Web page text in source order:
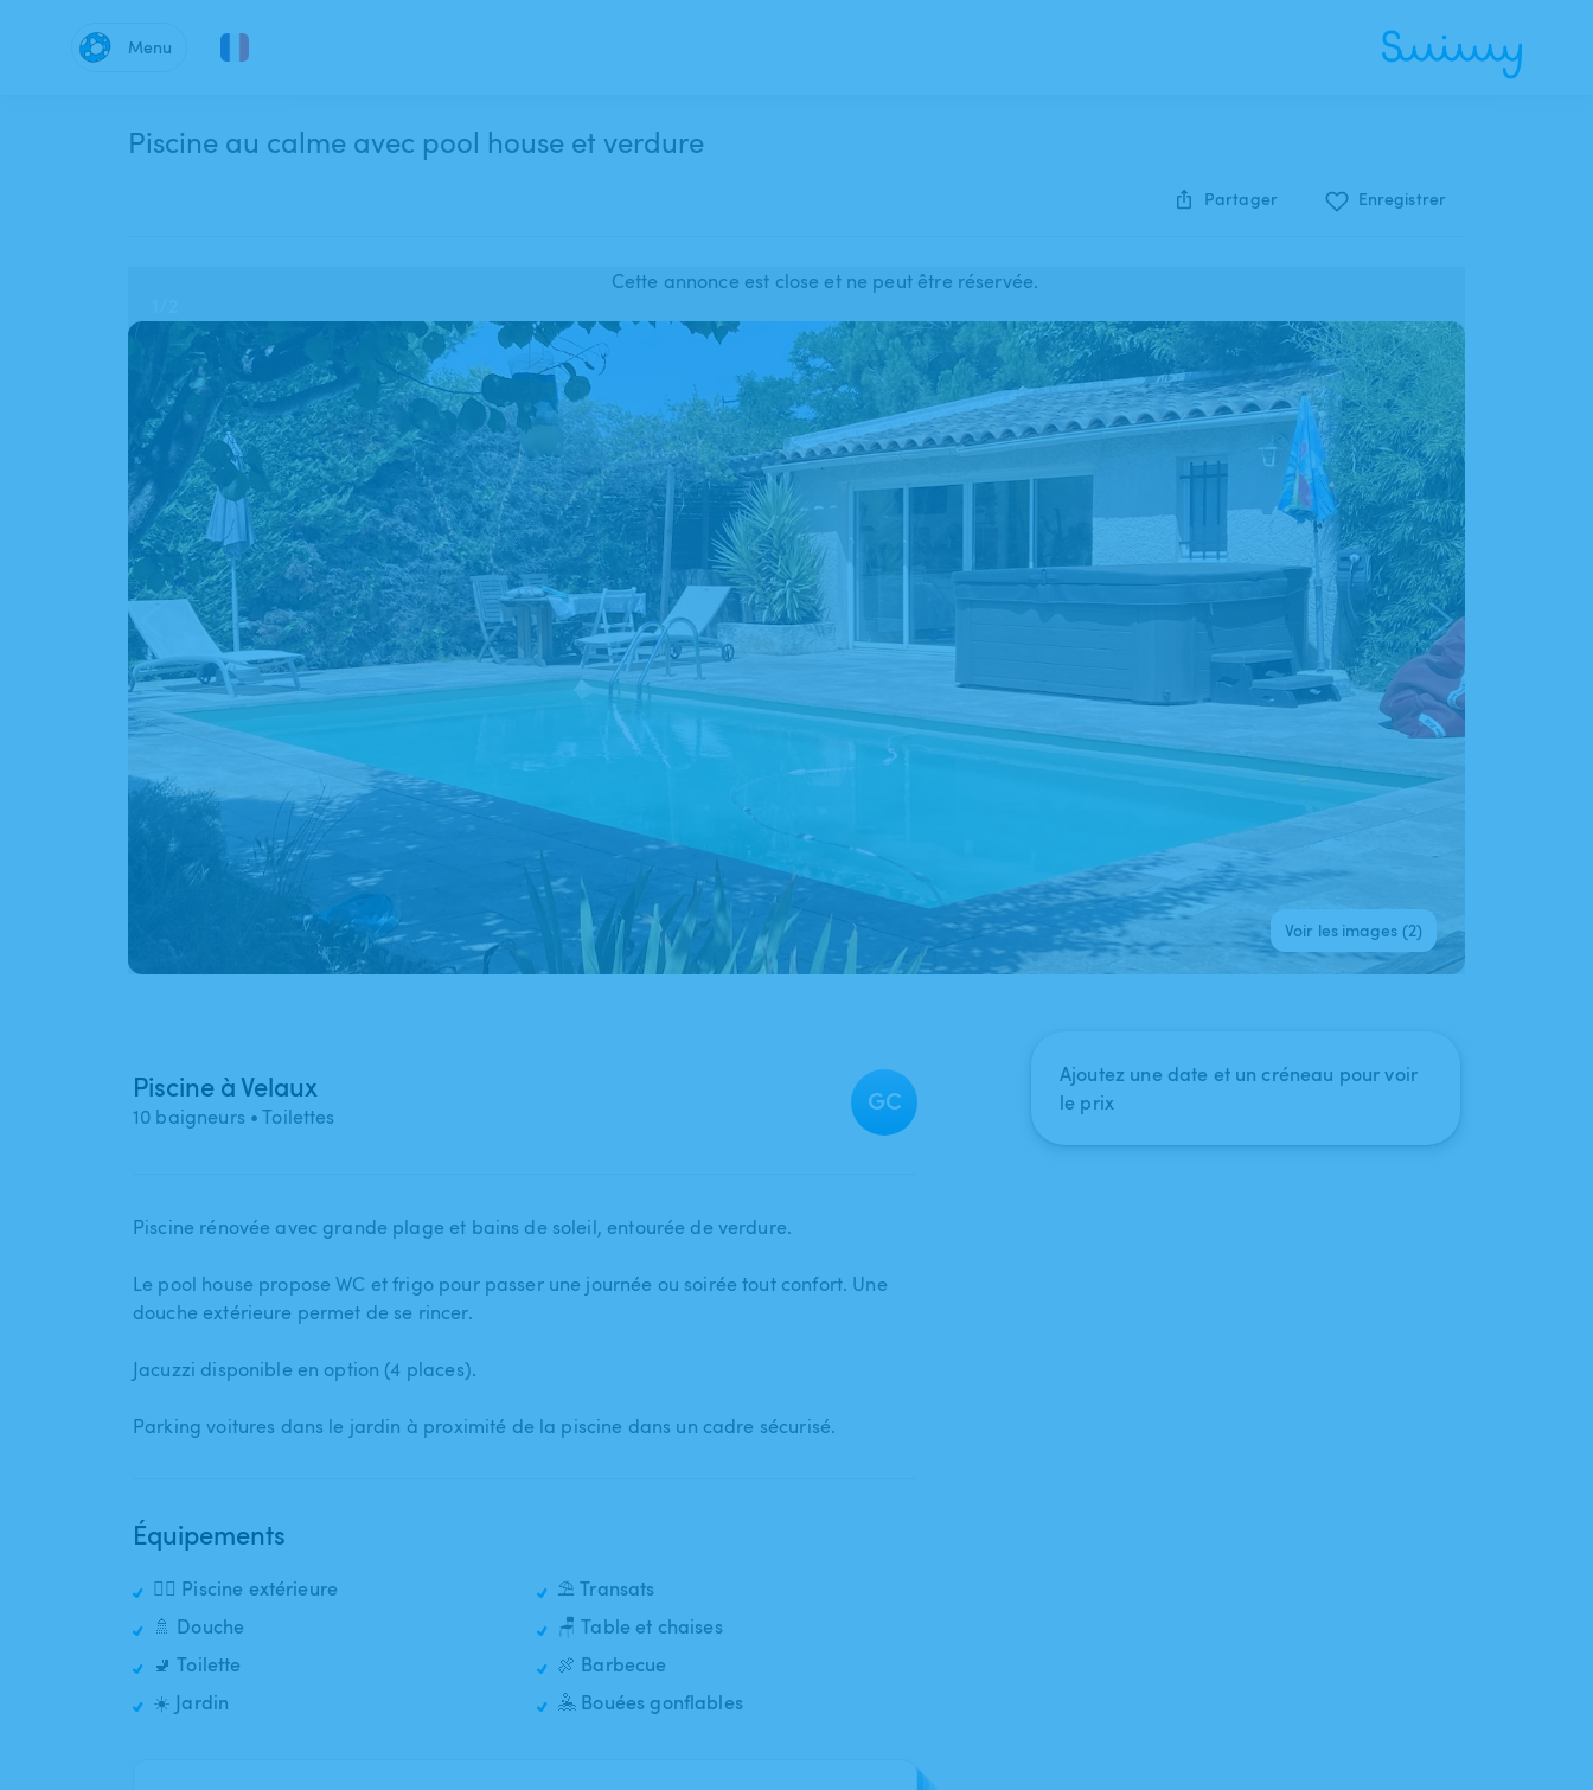
Menu
Piscine au calme avec pool house et verdure
Partager Enregistrer
Cette annonce est close et ne peut être réservée.
Voir les images (2)
Piscine à Velaux
10 baigneurs • Toilettes
GC
Piscine rénovée avec grande plage et bains de soleil​,​ entourée de verdure.
Le pool house propose WC et frigo pour passer une journée ou soirée tout confort. Une
douche extérieure permet de se rincer.
Jacuzzi disponible en option (4 places).
Parking voitures dans le jardin à proximité de la piscine dans un cadre sécurisé.
Équipements
🏊‍♂️ Piscine extérieure
🚿 Douche
🚽 Toilette
☀️ Jardin
⛱️ Transats
🪑 Table et chaises
🍖 Barbecue
🤽 Bouées gonflables
Ajoutez une date et un créneau pour voir
le prix